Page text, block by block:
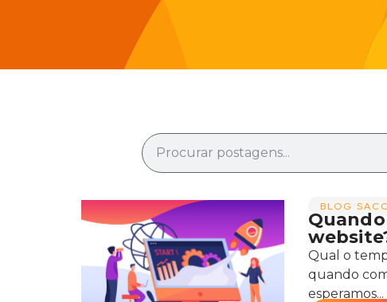
BLOG
Qual o
quando
esperamos...